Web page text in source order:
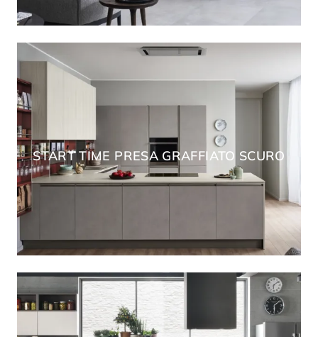
START TIME PRESA GRAFFIATO SCURO